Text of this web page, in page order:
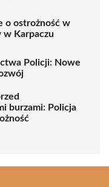
o ostrożność w
w Karpaczu
Policji: Nowe
burzami: Policja